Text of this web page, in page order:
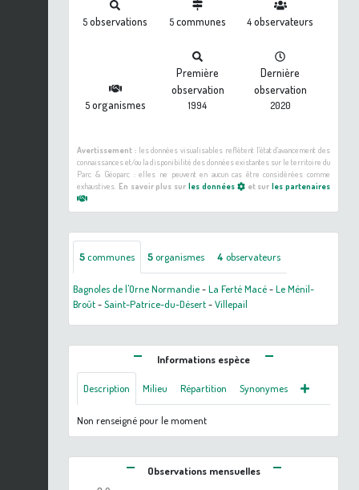
5observations 5communes 4observateurs
5organismes
Première
observation
1994
Dernière
observation
2020
Avertissement :les données visualisables reflètent l'état d'avancement des
connaissances et/ou la disponibilité des données existantes sur le territoire du
Parc & Géoparc : elles ne peuvent en aucun cas être considérées comme
exhaustives. En savoir plus sur les données et surles partenaires
5communes 5organismes 4 observateurs
Bagnoles de l'Orne Normandie-La Ferté Macé-Le Ménil-
Broût-Saint-Patrice-du-Désert-Villepail
Informations espèce
Description Milieu Répartition Synonymes
Non renseigné pour le moment
Observations mensuelles